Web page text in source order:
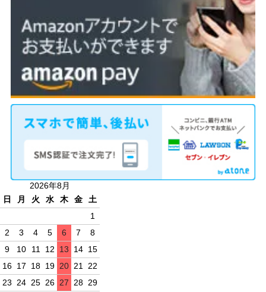
2026年8月
日
月 火 水 木 金
土
1
2
3 4 5 6 7
8
9
10 11 12 13 14 15
16 17 18 19 20 21 22
23 24 25 26 27 28 29